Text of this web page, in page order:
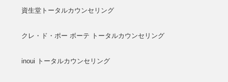
資生堂トータルカウンセリング
クレ・ド・ポー ボーテ トータルカウンセリング
inoui トータルカウンセリング